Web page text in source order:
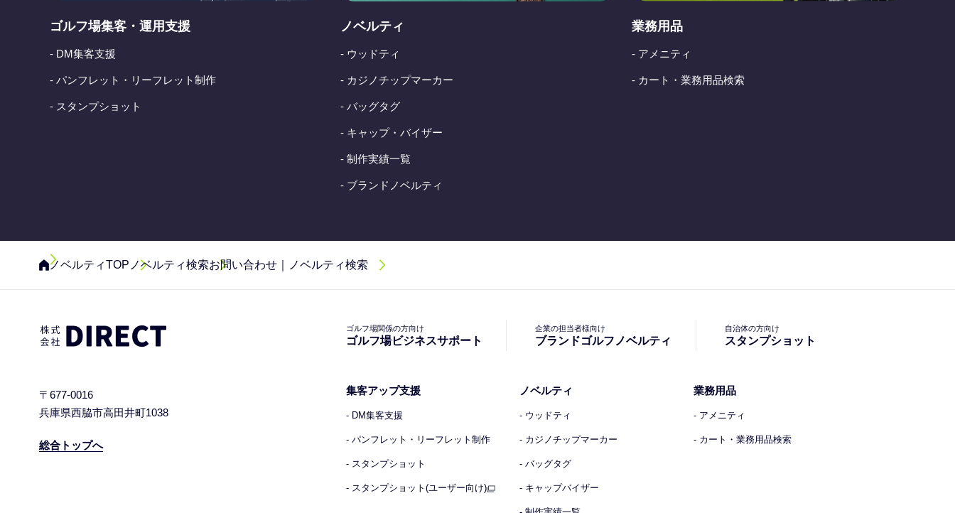
ゴルフ場集客・運用支援
- DM集客支援
- パンフレット・リーフレット制作
- スタンプショット
ノベルティ
- ウッドティ
- カジノチップマーカー
- バッグタグ
- キャップ・バイザー
- 制作実績一覧
- ブランドノベルティ
業務用品
- アメニティ
- カート・業務用品検索
ノベルティTOP ノベルティ検索お問い合わせ｜ノベルティ検索
〒677-0016
兵庫県西脇市高田井町1038
総合トップへ
ゴルフ場関係の方向け
ゴルフ場ビジネスサポート
企業の担当者様向け
ブランドゴルフノベルティ
自治体の方向け
スタンプショット
集客アップ支援
- DM集客支援
- パンフレット・リーフレット制作
- スタンプショット
- スタンプショット(ユーザー向け)
ノベルティ
- ウッドティ
- カジノチップマーカー
- バッグタグ
- キャップバイザー
業務用品
- アメニティ
- カート・業務用品検索